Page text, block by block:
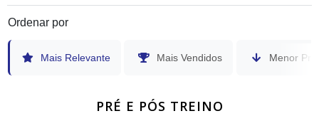
Ordenar por
Mais Relevante Mais Vendidos Menor
PRÉ E PÓS TREINO